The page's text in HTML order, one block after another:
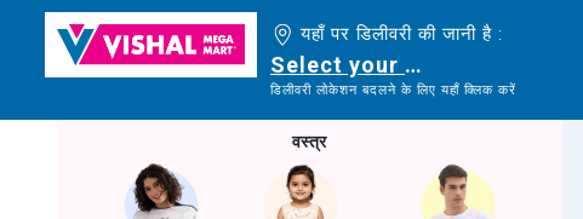
यहाँ पर डिलीवरी की जानी है :
Select your delivery location
डिलीवरी लोकेशन बदलने के लिए यहाँ क्लिक करें
वस्त्र